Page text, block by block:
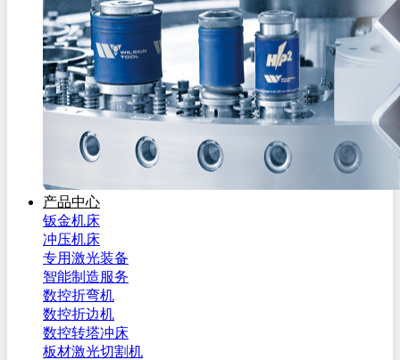
产品中心
钣金机床
冲压机床
专用激光装备
智能制造服务
数控折弯机
数控折边机
数控转塔冲床
板材激光切割机